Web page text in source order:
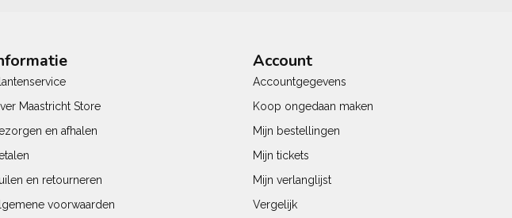
Maastricht Store
en afhalen
en retourneren
voorwaarden
Account
Accountgegevens
Koop ongedaan maken
Mijn bestellingen
Mijn tickets
Mijn verlanglijst
Vergelijk